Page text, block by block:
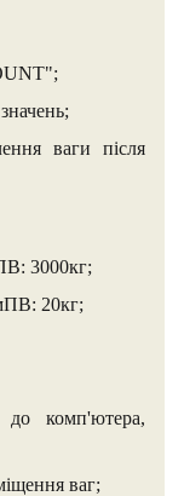
ваги після
3000кг;
20кг;
до комп'ютера,
ваг;